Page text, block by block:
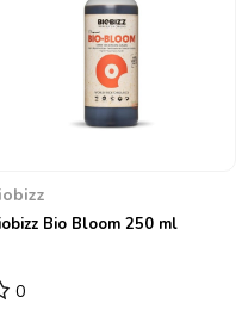
Bio Bloom 250 ml
0